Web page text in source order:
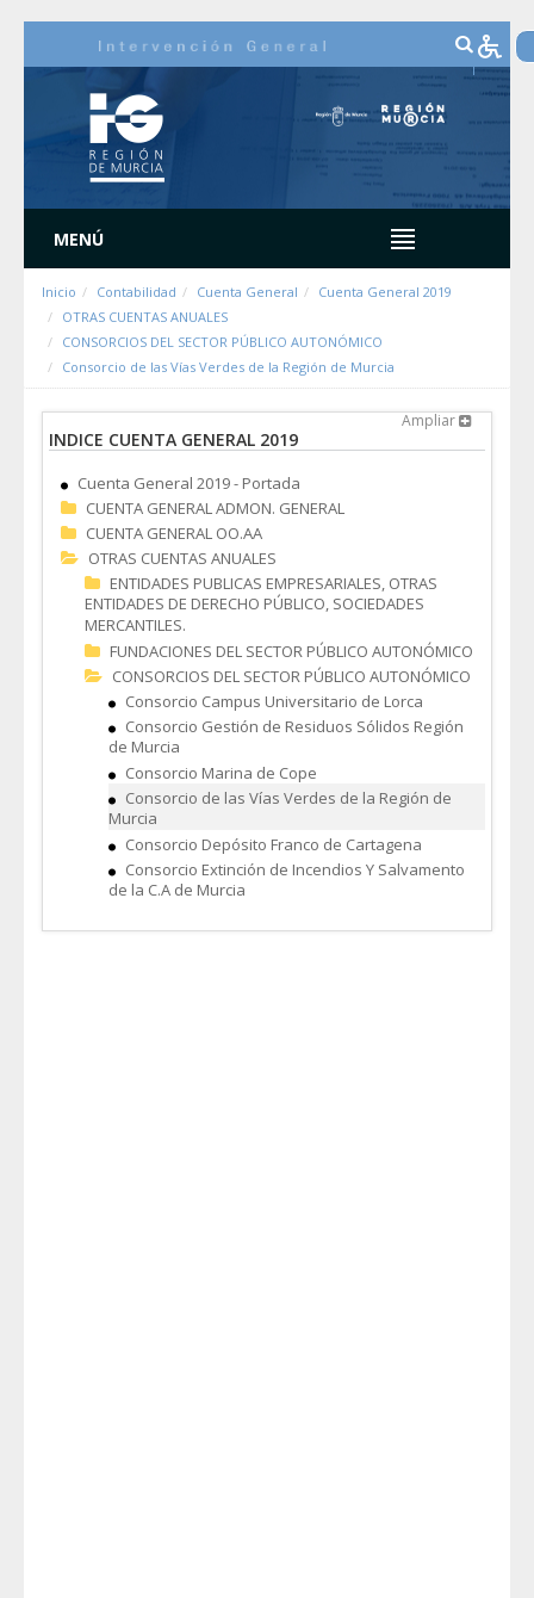
MENÚ
Inicio Contabilidad Cuenta General
Cuenta General 2019
OTRAS CUENTAS ANUALES
CONSORCIOS DEL SECTOR PÚBLICO AUTONÓMICO
Consorcio de las Vías Verdes de la Región de Murcia
Ampliar
INDICE CUENTA GENERAL 2019
Cuenta General 2019 - Portada
CUENTA GENERAL ADMON. GENERAL
CUENTA GENERAL OO.AA
OTRAS CUENTAS ANUALES
ENTIDADES PUBLICAS EMPRESARIALES, OTRAS
ENTIDADES DE DERECHO PÚBLICO, SOCIEDADES
MERCANTILES.
FUNDACIONES DEL SECTOR PÚBLICO AUTONÓMICO
CONSORCIOS DEL SECTOR PÚBLICO AUTONÓMICO
Consorcio Campus Universitario de Lorca
Consorcio Gestión de Residuos Sólidos Región
de Murcia
Consorcio Marina de Cope
Consorcio de las Vías Verdes de la Región de
Murcia
Consorcio Depósito Franco de Cartagena
Consorcio Extinción de Incendios Y Salvamento
de la C.A de Murcia